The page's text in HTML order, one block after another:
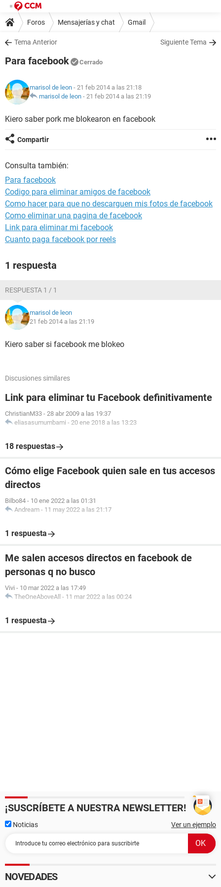
Foros Mensajerías y chat Gmail
Tema Anterior Siguiente Tema
Para facebook Cerrado
marisol de leon - 21 feb 2014 a las 21:18
marisol de leon - 21 feb 2014 a las 21:19
Kiero saber pork me blokearon en facebook
Compartir
Consulta también:
Para facebook
Codigo para eliminar amigos de facebook
Como hacer para que no descarguen mis fotos de facebook
Como eliminar una pagina de facebook
Link para eliminar mi facebook
Cuanto paga facebook por reels
1 respuesta
RESPUESTA 1 / 1
marisol de leon
21 feb 2014 a las 21:19
Kiero saber si facebook me blokeo
Discusiones similares
Link para eliminar tu Facebook definitivamente
ChristianM33 - 28 abr 2009 a las 19:37
eliasasumumbami - 20 ene 2018 a las 13:23
18 respuestas
Cómo elige Facebook quien sale en tus accesos
directos
Bilbo84 - 10 ene 2022 a las 01:31
Andream - 11 may 2022 a las 21:17
1 respuesta
Me salen accesos directos en facebook de
personas q no busco
Vivi - 10 mar 2022 a las 17:49
TheOneAboveAll - 11 mar 2022 a las 00:24
1 respuesta
¡SUSCRÍBETE A NUESTRA NEWSLETTER!
Noticias Ver un ejemplo
NOVEDADES